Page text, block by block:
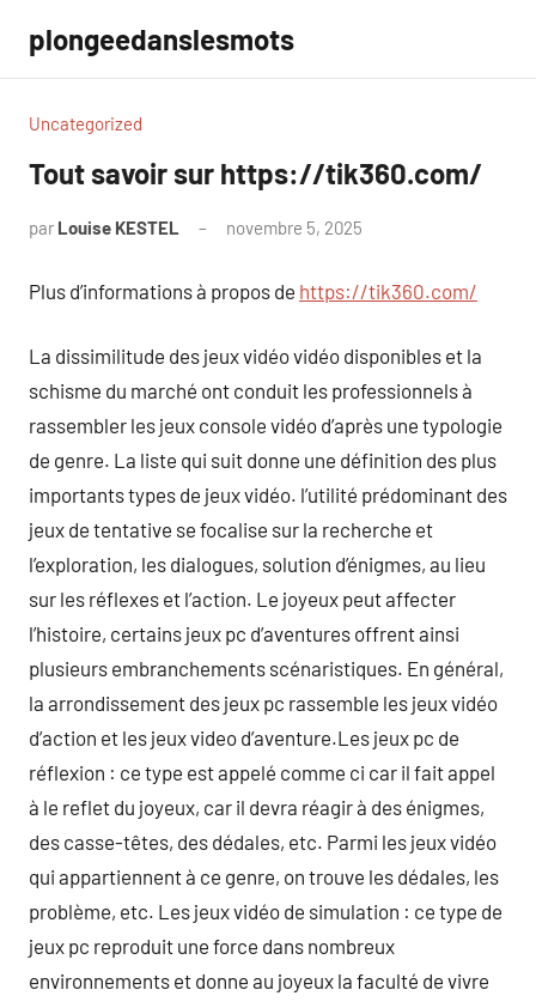
contenu
plongeedanslesmots
Uncategorized
Tout savoir sur https://tik360.com/
par Louise KESTEL novembre 5, 2025
Plus d’informations à propos de https://tik360.com/
La dissimilitude des jeux vidéo vidéo disponibles et la
schisme du marché ont conduit les professionnels à
rassembler les jeux console vidéo d’après une typologie
de genre. La liste qui suit donne une définition des plus
importants types de jeux vidéo. l’utilité prédominant des
jeux de tentative se focalise sur la recherche et
l’exploration, les dialogues, solution d’énigmes, au lieu
sur les réflexes et l’action. Le joyeux peut affecter
l’histoire, certains jeux pc d’aventures offrent ainsi
plusieurs embranchements scénaristiques. En général,
la arrondissement des jeux pc rassemble les jeux vidéo
d’action et les jeux video d’aventure.Les jeux pc de
réflexion : ce type est appelé comme ci car il fait appel
à le reflet du joyeux, car il devra réagir à des énigmes,
des casse-têtes, des dédales, etc. Parmi les jeux vidéo
qui appartiennent à ce genre, on trouve les dédales, les
problème, etc. Les jeux vidéo de simulation : ce type de
jeux pc reproduit une force dans nombreux
environnements et donne au joyeux la faculté de vivre